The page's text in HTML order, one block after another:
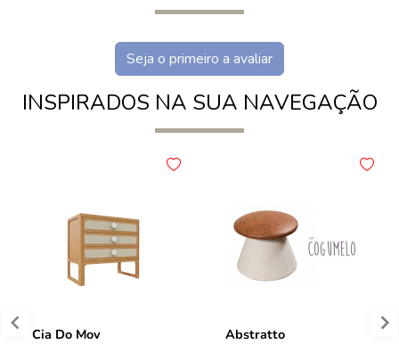
Seja o primeiro a avaliar
INSPIRADOS NA SUA NAVEGAÇÃO
Cia Do Mov Abstratto